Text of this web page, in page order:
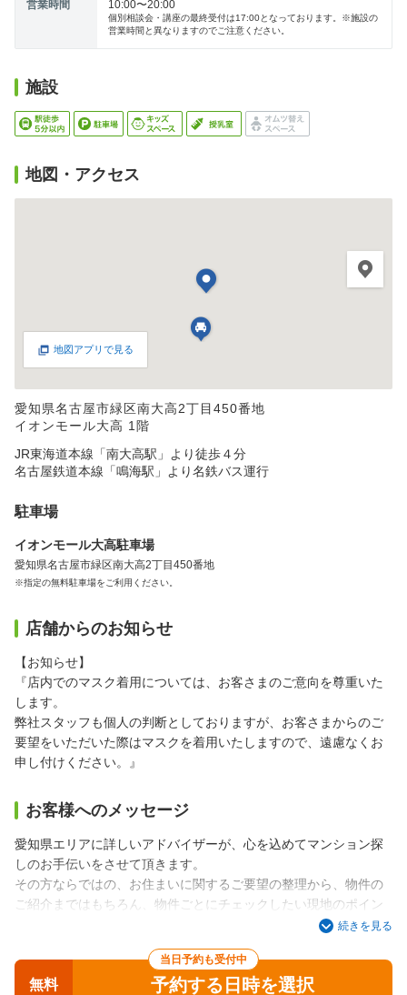
営業時間 10:00〜20:00
個別相談会・講座の最終受付は17:00となっております。※施設の
営業時間と異なりますのでご注意ください。
施設
地図・アクセス
地図アプリで見る
愛知県名古屋市緑区南大高2丁目450番地
イオンモール大高 1階
JR東海道本線「南大高駅」より徒歩４分
名古屋鉄道本線「鳴海駅」より名鉄バス運行
駐車場
イオンモール大高駐車場
愛知県名古屋市緑区南大高2丁目450番地
※指定の無料駐車場をご利用ください。
店舗からのお知らせ
【お知らせ】
『店内でのマスク着用については、お客さまのご意向を尊重いた
します。
弊社スタッフも個人の判断としておりますが、お客さまからのご
要望をいただいた際はマスクを着用いたしますので、遠慮なくお
申し付けください。』
お客様へのメッセージ
愛知県エリアに詳しいアドバイザーが、心を込めてマンション探
しのお手伝いをさせて頂きます。
その方ならではの、お住まいに関するご要望の整理から、物件の
ご紹介まではもちろん、物件ごとにチェックしたい現地のポイン
事も！
いいお住まいが見つかるまで、サポートいたします。
続きを見る
当日予約も受付中
無料 予約する日時を選択